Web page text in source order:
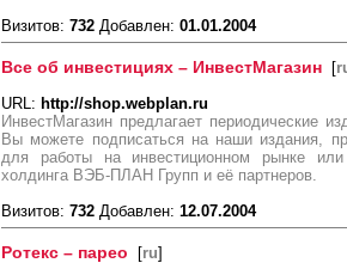
Визитов: 732 Добавлен: 01.01.2004
Все об инвестициях – ИнвестМагазин [
URL: http://shop.webplan.ru
ИнвестМагазин предлагает периодические
Вы можете подписаться на наши издания,
для работы на инвестиционном рынке или
холдинга ВЭБ-ПЛАН Групп и её партнеров.
Визитов: 732 Добавлен: 12.07.2004
Ротекс – парео [ru]